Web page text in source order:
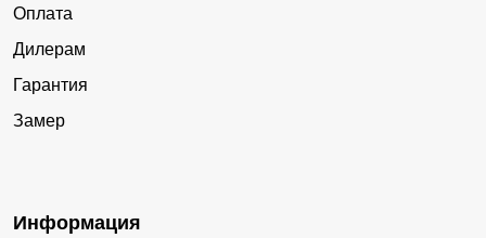
Оплата
Дилерам
Гарантия
Замер
Информация